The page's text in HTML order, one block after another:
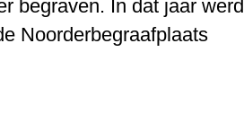
begraven. In dat jaar werd
Noorderbegraafplaats